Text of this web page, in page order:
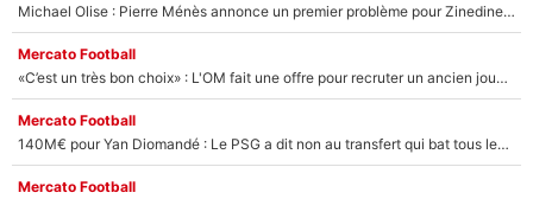
Michael Olise : Pierre Ménès annonce un premier problème pour Zinedine Zidane en équipe de France
Mercato Football
«C’est un très bon choix» : L'OM fait une offre pour recruter un ancien joueur du PSG... et c'est validé dans l'After Foot !
Mercato Football
140M€ pour Yan Diomandé : Le PSG a dit non au transfert qui bat tous les records sur le mercato
Mercato Football